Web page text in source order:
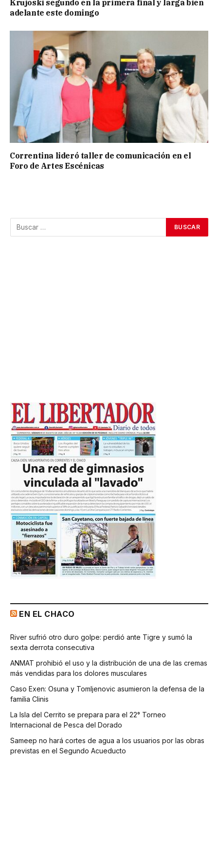
Krujoski segundo en la primera final y larga bien
adelante este domingo
Correntina lideró taller de comunicación en el
Foro de Artes Escénicas
EN EL CHACO
River sufrió otro duro golpe: perdió ante Tigre y sumó la
sexta derrota consecutiva
ANMAT prohibió el uso y la distribución de una de las cremas
más vendidas para los dolores musculares
Caso Exen: Osuna y Tomljenovic asumieron la defensa de la
familia Clinis
La Isla del Cerrito se prepara para el 22° Torneo
Internacional de Pesca del Dorado
Sameep no hará cortes de agua a los usuarios por las obras
previstas en el Segundo Acueducto